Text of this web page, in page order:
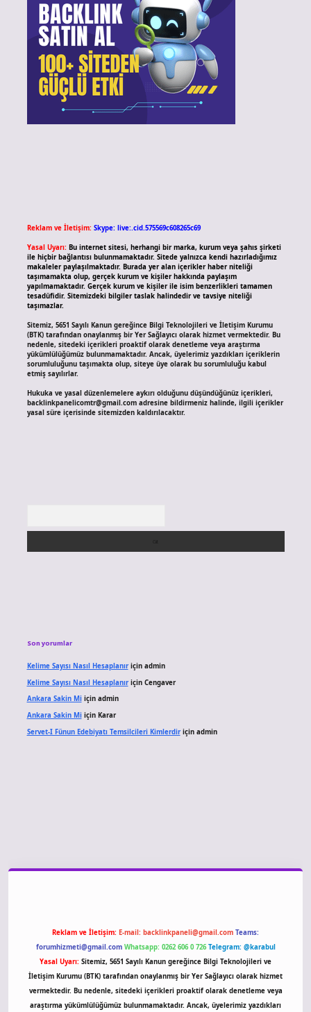
Reklam ve İletişim: Skype: live:.cid.575569c608265c69
Yasal Uyarı: Bu internet sitesi, herhangi bir marka, kurum veya şahıs şirketi
ile hiçbir bağlantısı bulunmamaktadır. Sitede yalnızca kendi hazırladığımız
makaleler paylaşılmaktadır. Burada yer alan içerikler haber niteliği
taşımamakta olup, gerçek kurum ve kişiler hakkında paylaşım
yapılmamaktadır. Gerçek kurum ve kişiler ile isim benzerlikleri tamamen
tesadüfidir. Sitemizdeki bilgiler taslak halindedir ve tavsiye niteliği
taşımazlar.
Sitemiz, 5651 Sayılı Kanun gereğince Bilgi Teknolojileri ve İletişim Kurumu
(BTK) tarafından onaylanmış bir Yer Sağlayıcı olarak hizmet vermektedir. Bu
nedenle, sitedeki içerikleri proaktif olarak denetleme veya araştırma
yükümlülüğümüz bulunmamaktadır. Ancak, üyelerimiz yazdıkları içeriklerin
sorumluluğunu taşımakta olup, siteye üye olarak bu sorumluluğu kabul
etmiş sayılırlar.
Hukuka ve yasal düzenlemelere aykırı olduğunu düşündüğünüz içerikleri,
backlinkpanelicomtr@gmail.comadresine bildirmeniz halinde, ilgili içerikler
yasal süre içerisinde sitemizden kaldırılacaktır.
Son yorumlar
Kelime Sayısı Nasıl Hesaplanıriçin admin
Kelime Sayısı Nasıl Hesaplanıriçin Cengaver
Ankara Sakin Miiçin admin
Ankara Sakin Miiçin Karar
Servet-I Fünun Edebiyatı Temsilcileri Kimlerdiriçin admin
Reklam ve İletişim: E-mail: backlinkpaneli@gmail.com Teams:
forumhizmeti@gmail.com Whatsapp: 0262 606 0 726 Telegram: @karabul
Yasal Uyarı: Sitemiz, 5651 Sayılı Kanun gereğince Bilgi Teknolojileri ve
İletişim Kurumu (BTK) tarafından onaylanmış bir Yer Sağlayıcı olarak hizmet
vermektedir. Bu nedenle, sitedeki içerikleri proaktif olarak denetleme veya
araştırma yükümlülüğümüz bulunmamaktadır. Ancak, üyelerimiz yazdıkları